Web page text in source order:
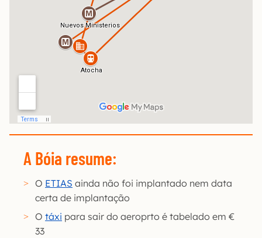
A Bóia resume:
O ETIAS ainda não foi implantado nem data
certa de implantação
O táxi para sair do aeroprto é tabelado em €
33